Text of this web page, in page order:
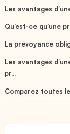
Les avantages
Qu’est-ce qu’une
La prévoyance
Les avantages
pr...
Comparez toutes